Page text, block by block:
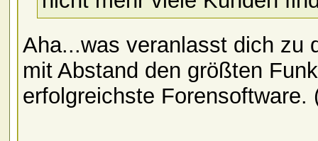
Aha...was veranlasst dich zu
mit Abstand den größten
erfolgreichste